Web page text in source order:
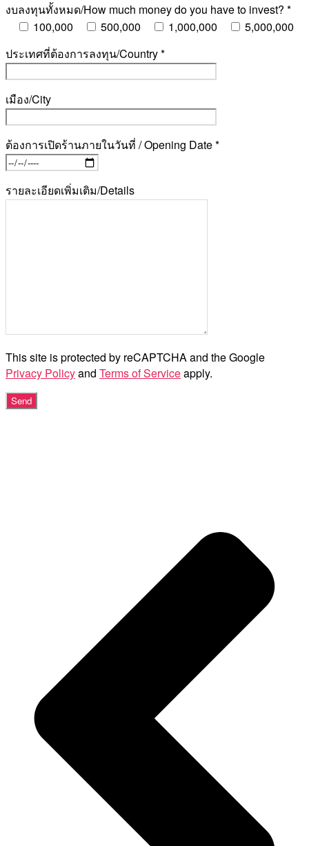
งบลงทุนทั้งหมด/How much money do you have to invest? *
100,000
500,000 1,000,000
5,000,000
ประเทศที่ต้องการลงทุน/Country *
เมือง/City
ต้องการเปิดร้านภายในวันที่ / Opening Date *
รายละเอียดเพิ่มเติม/Details
This site is protected by reCAPTCHA and the Google
Privacy Policyand Terms of Serviceapply.